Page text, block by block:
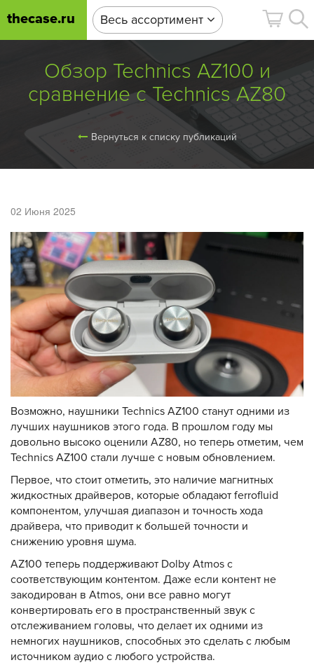
thecase.ru Весь ассортимент
Обзор Technics AZ100 и
сравнение с Technics AZ80
Вернуться к списку публикаций
02 Июня 2025
Возможно, наушники Technics AZ100 станут одними из
лучших наушников этого года. В прошлом году мы
довольно высоко оценили AZ80, но теперь отметим, чем
Technics AZ100 стали лучше с новым обновлением.
Первое, что стоит отметить, это наличие магнитных
жидкостных драйверов, которые обладают ferrofluid
компонентом, улучшая диапазон и точность хода
драйвера, что приводит к большей точности и
снижению уровня шума.
AZ100 теперь поддерживают Dolby Atmos с
соответствующим контентом. Даже если контент не
закодирован в Atmos, они все равно могут
конвертировать его в пространственный звук с
отслеживанием головы, что делает их одними из
немногих наушников, способных это сделать с любым
источником аудио с любого устройства.